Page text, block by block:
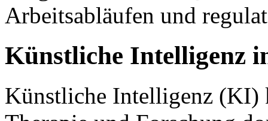
Arbeitsabläufen und
Künstliche Intelligenz
Künstliche Intelligenz (KI)